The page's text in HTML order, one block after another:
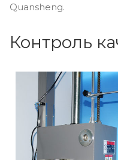
Quansheng.
Контроль